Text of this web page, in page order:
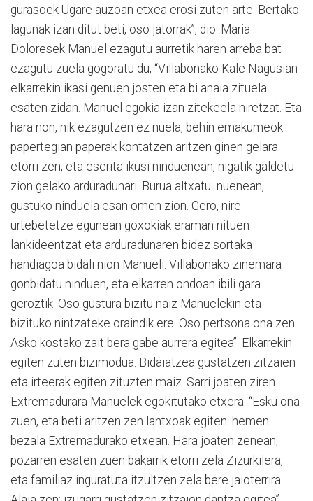
gurasoek Ugare auzoan etxea erosi zuten arte. Bertako
lagunak izan ditut beti, oso jatorrak”, dio. Maria
Doloresek Manuel ezagutu aurretik haren arreba bat
ezagutu zuela gogoratu du, “Villabonako Kale Nagusian
elkarrekin ikasi genuen josten eta bi anaia zituela
esaten zidan. Manuel egokia izan zitekeela niretzat. Eta
hara non, nik ezagutzen ez nuela, behin emakumeok
papertegian paperak kontatzen aritzen ginen gelara
etorri zen, eta eserita ikusi ninduenean, nigatik galdetu
zion gelako arduradunari. Burua altxatu nuenean,
gustuko ninduela esan omen zion. Gero, nire
urtebetetze egunean goxokiak eraman nituen
lankideentzat eta arduradunaren bidez sortaka
handiagoa bidali nion Manueli. Villabonako zinemara
gonbidatu ninduen, eta elkarren ondoan ibili gara
geroztik. Oso gustura bizitu naiz Manuelekin eta
bizituko nintzateke oraindik ere. Oso pertsona ona zen…
Asko kostako zait bera gabe aurrera egitea”. Elkarrekin
egiten zuten bizimodua. Bidaiatzea gustatzen zitzaien
eta irteerak egiten zituzten maiz. Sarri joaten ziren
Extremadurara Manuelek egokitutako etxera. “Esku ona
zuen, eta beti aritzen zen lantxoak egiten: hemen
bezala Extremadurako etxean. Hara joaten zenean,
pozarren esaten zuen bakarrik etorri zela Zizurkilera,
eta familiaz inguratuta itzultzen zela bere jaioterrira.